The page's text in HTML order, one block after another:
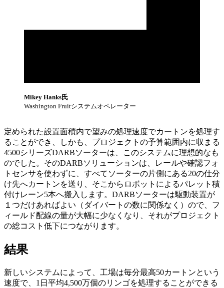
Mikey Hanks氏
Washington Fruitシステムオペレーター
定められた設置面積内で望みの処理速度でカートンを処理す
ることができ、しかも、プロジェクトの予算範囲内に収まる
4500シリーズDARBソーターは、このシステムに理想的なも
のでした。そのDARBソリューションは、レールや確認フォ
トセンサを使わずに、すべてソーターの片側にある20の仕分
け先へカートンを送り、そこからロボットによるパレット積
付けレーン5本へ搬入します。DARBソーターは駆動装置が
１つだけあればよい（ダイバートの数に関係なく）ので、フ
ィールド配線の量が大幅に少なくなり、それがプロジェクト
の総コスト低下につながります。
結果
新しいシステムによって、工場は毎分最高50カートンという
速度で、1日平均4,500万個のリンゴを処理することができる